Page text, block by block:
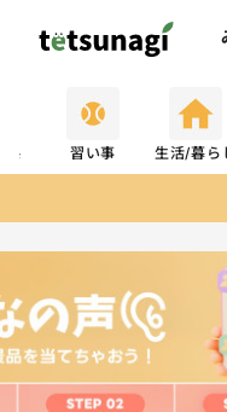
係 習い事 生活/暮ら